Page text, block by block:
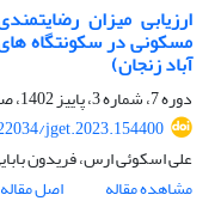
ارزیابی میزان
مسکونی در سکونتگاه
آباد زنجان)
دوره 7، شماره 3، پاییز 1402، صفحه
jget.2023.154400
علی اسکوئی ارس، فریدون
مشاهده مقاله
اصل مقاله